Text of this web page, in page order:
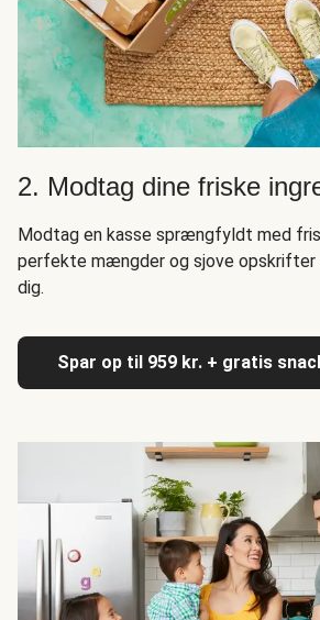
2. Modtag dine friske
Modtag en kasse sprængfyldt med
perfekte mængder og sjove opskrifter
dig.
Spar op til 959 kr. + gratis